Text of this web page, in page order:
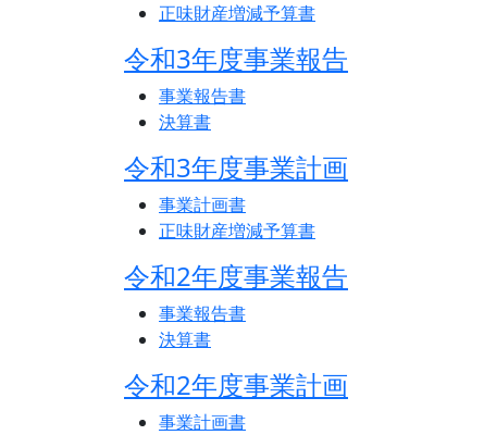
正味財産増減予算書
令和3年度事業報告
事業報告書
決算書
令和3年度事業計画
事業計画書
正味財産増減予算書
令和2年度事業報告
事業報告書
決算書
令和2年度事業計画
事業計画書